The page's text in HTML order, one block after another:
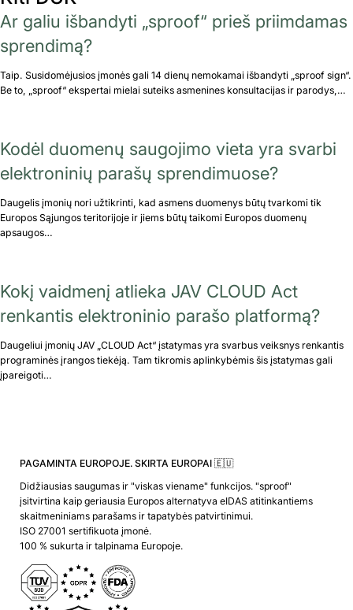
Ar galiu išbandyti „sproof“ prieš priimdamas
sprendimą?
Taip. Susidomėjusios įmonės gali 14 dienų nemokamai išbandyti „sproof sign“.
Be to, „sproof“ ekspertai mielai suteiks asmenines konsultacijas ir parodys,…
Kodėl duomenų saugojimo vieta yra svarbi
elektroninių parašų sprendimuose?
Daugelis įmonių nori užtikrinti, kad asmens duomenys būtų tvarkomi tik
Europos Sąjungos teritorijoje ir jiems būtų taikomi Europos duomenų
apsaugos…
Kokį vaidmenį atlieka JAV CLOUD Act
renkantis elektroninio parašo platformą?
Daugeliui įmonių JAV „CLOUD Act“ įstatymas yra svarbus veiksnys renkantis
programinės įrangos tiekėją. Tam tikromis aplinkybėmis šis įstatymas gali
įpareigoti…
PAGAMINTA EUROPOJE. SKIRTA EUROPAI 🇪🇺
Didžiausias saugumas ir "viskas viename" funkcijos. "sproof"
įsitvirtina kaip geriausia Europos alternatyva eIDAS atitinkantiems
skaitmeniniams parašams ir tapatybės patvirtinimui.
ISO 27001 sertifikuota įmonė.
100 % sukurta ir talpinama Europoje.